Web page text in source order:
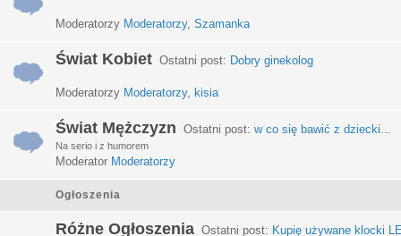
Moderatorzy Moderatorzy, Szamanka
Świat Kobiet Ostatni post: Dobry ginekolog
Moderatorzy Moderatorzy, kisia
Świat Mężczyzn Ostatni post: w co się bawić z dziecki...
Na serio i z humorem
Moderator Moderatorzy
Ogłoszenia
Różne Ogłoszenia Ostatni post: Kupię używane klocki